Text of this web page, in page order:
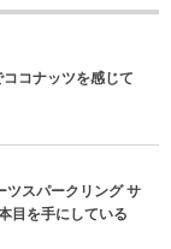
コナッツを感じて
ツスパークリング サ
目を手にしている